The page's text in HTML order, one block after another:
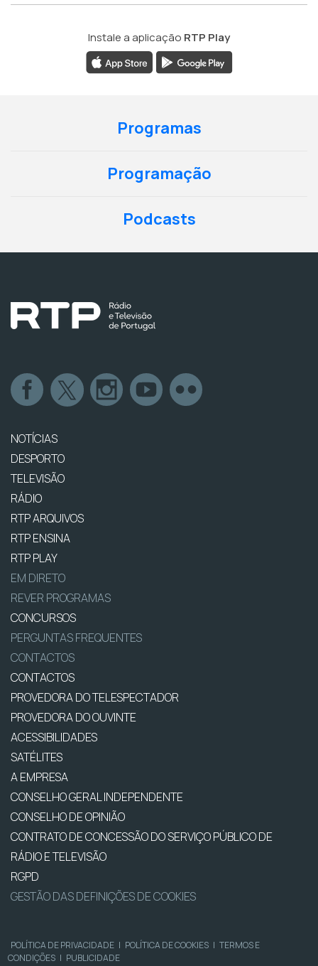
Instale a aplicação RTP Play
Programas
Programação
Podcasts
NOTÍCIAS
DESPORTO
TELEVISÃO
RÁDIO
RTP ARQUIVOS
RTP ENSINA
RTP PLAY
EM DIRETO
REVER PROGRAMAS
CONCURSOS
PERGUNTAS FREQUENTES
CONTACTOS
CONTACTOS
PROVEDORA DO TELESPECTADOR
PROVEDORA DO OUVINTE
ACESSIBILIDADES
SATÉLITES
A EMPRESA
CONSELHO GERAL INDEPENDENTE
CONSELHO DE OPINIÃO
CONTRATO DE CONCESSÃO DO SERVIÇO PÚBLICO DE
RÁDIO E TELEVISÃO
RGPD
GESTÃO DAS DEFINIÇÕES DE COOKIES
POLÍTICA DE PRIVACIDADE | POLÍTICA DE COOKIES | TERMOS E
CONDIÇÕES | PUBLICIDADE